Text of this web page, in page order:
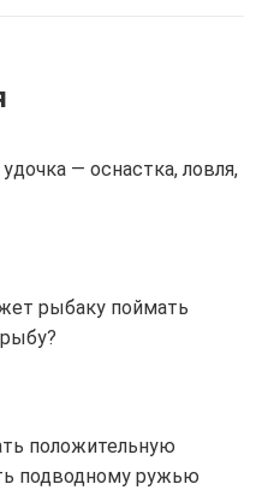
— оснастка, ловля,
рыбаку поймать
положительную
подводному ружью